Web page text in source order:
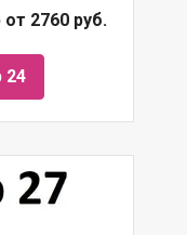
2760 руб.
24